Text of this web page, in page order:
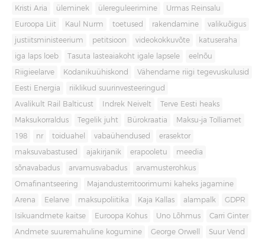
Kristi Aria üleminek ülereguleerimine Urmas Reinsalu
Euroopa Liit Kaul Nurm toetused rakendamine valikuõigus
justiitsministeerium petitsioon videokokkuvõte katuseraha
iga laps loeb Tasuta lasteaiakoht igale lapsele eelnõu
Riigieelarve Kodanikuühiskond Vähendame riigi tegevuskulusid
Eesti Energia riiklikud suurinvesteeringud
Avalikult Rail Balticust Indrek Neivelt Terve Eesti heaks
Maksukorraldus Tegelik juht Bürokraatia Maksu-ja Tolliamet
198 nr toiduahel vabaühendused erasektor
maksuvabastused ajakirjanik erapooletu meedia
sõnavabadus arvamusvabadus arvamusterohkus
Omafinantseering Majandusterritoorimumi kaheks jagamine
Arena Eelarve maksupoliitika Kaja Kallas alampalk GDPR
Isikuandmete kaitse Euroopa Kohus Uno Lõhmus Carri Ginter
Andmete suuremahuline kogumine George Orwell Suur Vend